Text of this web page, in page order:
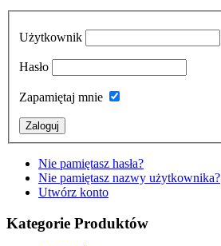
Użytkownik
Hasło
Zapamiętaj mnie
Nie pamiętasz hasła?
Nie pamiętasz nazwy użytkownika?
Utwórz konto
Kategorie Produktów